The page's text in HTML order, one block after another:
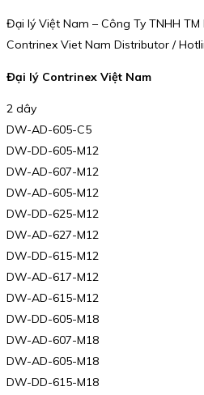
Đại lý Việt Nam – Công Ty TNHH TM
Contrinex Viet Nam Distributor /
Đại lý Contrinex Việt Nam
2 dây
DW-AD-605-C5
DW-DD-605-M12
DW-AD-607-M12
DW-AD-605-M12
DW-DD-625-M12
DW-AD-627-M12
DW-DD-615-M12
DW-AD-617-M12
DW-AD-615-M12
DW-DD-605-M18
DW-AD-607-M18
DW-AD-605-M18
DW-DD-615-M18